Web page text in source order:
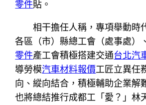
零件貼。
相干擔任人稱，專項舉動時
各區（市）縣總工會（處事處）
零件產工會積極搭建交通台北汽
導勞模汽車材料報價工匠立異任
向、縱向結合，積極輔助企業解
也將總結推行成都工「愛？」林